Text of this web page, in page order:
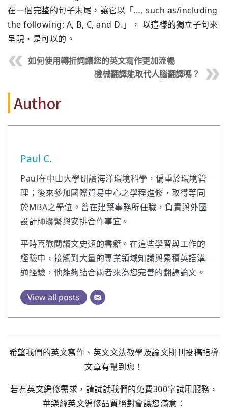
在一個完整的句子末尾，讓它以「…, such as/including
the following: A, B, C, and D. 」， 以這樣的獨立子句來
呈現，是可以的。
如何使用轉折詞讓您的英文寫作更加流暢
機械翻譯能取代人腦翻譯嗎？
Author
Paul C.
Paul在中山大學研讀海洋環境科學，偏重於環境管
理；後來參加國際貿易中心之學程進修，取得等同
於MBA之學位。曾在建築事務所任職，負責與外國
設計師聯繫與安排合作事宜。
平時喜歡閱讀文史類的書籍。在這些學習與工作的
經驗中，接觸到大量的專業領域知識與累積英語溝
通經驗，他能夠結合兩者來為您完善的翻譯論文。
View all posts
希望我們的英文寫作、英文文法教學及論文期刊投稿指導
文章有幫到您！
若有英文編修需求，請試試我們的免費300字試用服務，
華樂絲英文編修品質絕對會讓您滿意：